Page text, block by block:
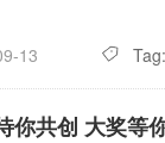
13 Tag:
你共创 大奖等